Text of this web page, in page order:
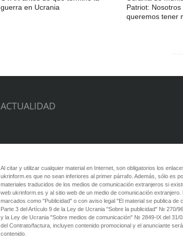
guerra en Ucrania
Patriot: Nosotros
queremos tener
ACTUALIDAD
Al citar y utilizar cualquier material en Internet, son obligatorios los
ukrinform.es que no sean inferiores al primer párrafo. Además, sólo es
materiales traducidos de los medios de comunicación extranjeros si
web ukrinform.es y al sitio web de un medio de comunicación extranjero.
marcados como "Publicidad" o con aviso legal "El material se publica de
Parte 3 del Artículo 9 de la Ley de Ucrania "Sobre la publicidad" № 270/
y la Ley de Ucrania "Sobre medios de comunicación" № 2849-IX del 31/
del Contrato/factura, incluyen contenido promocional y el anunciante
contenido.